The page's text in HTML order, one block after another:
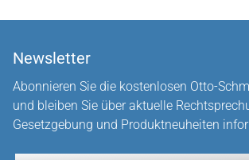
Newsletter
Abonnieren Sie die kostenlosen Otto-
und bleiben Sie über aktuelle
Gesetzgebung und Produktneuheiten